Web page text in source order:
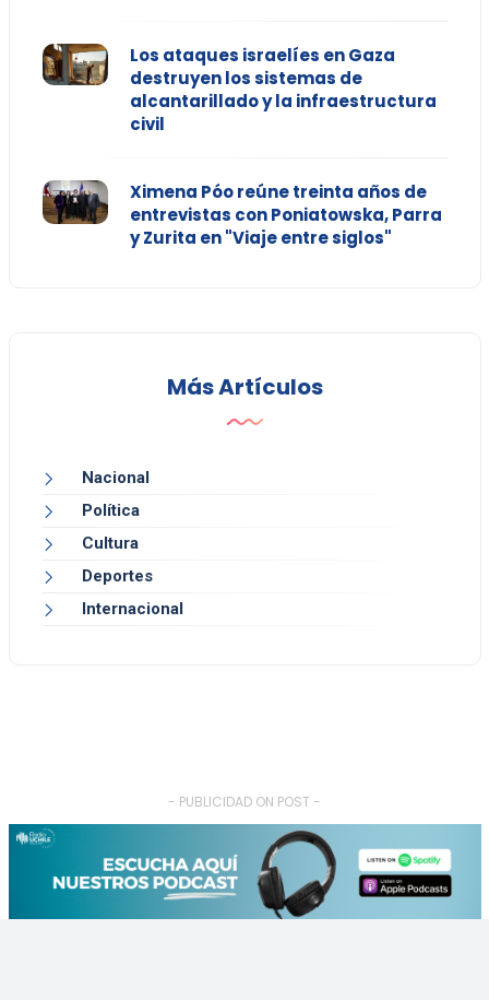
Los ataques israelíes en Gaza
destruyen los sistemas de
alcantarillado y la infraestructura
civil
Ximena Póo reúne treinta años de
entrevistas con Poniatowska, Parra
y Zurita en "Viaje entre siglos"
Más Artículos
Nacional
Política
Cultura
Deportes
Internacional
- PUBLICIDAD ON POST -